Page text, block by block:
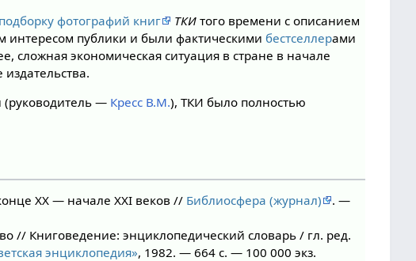
фотографий книг
ТКИ того времени с описанием
интересом публики и были фактическимибестселлерами
сложная экономическая ситуация в стране в начале
издательства.
— Кресс В.М.), ТКИ было полностью
XX — начале XXI веков // Библиосфера (журнал)
. —
// Книговедение: энциклопедический словарь / гл. ред.
энциклопедия», 1982. — 664 с. — 100 000 экз.